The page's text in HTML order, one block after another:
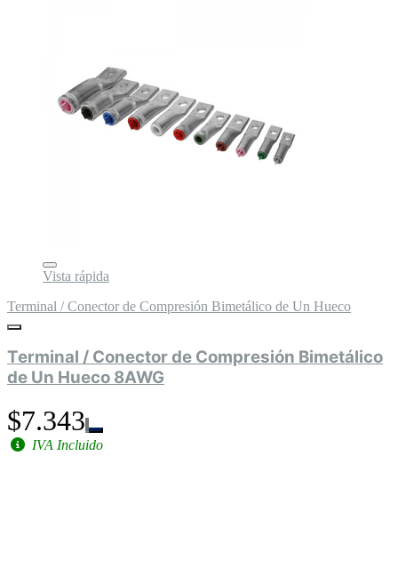
Vista rápida
Terminal / Conector de Compresión Bimetálico de Un Hueco
Terminal / Conector de Compresión Bimetálico
de Un Hueco 8AWG
$7.343
IVA Incluido